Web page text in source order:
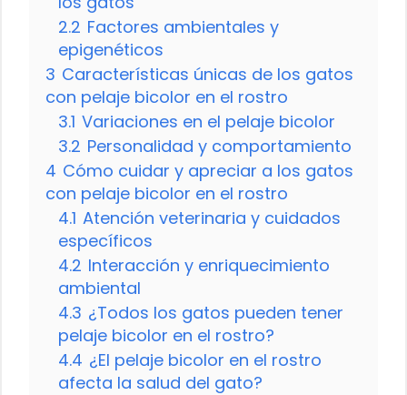
2.2 Factores ambientales y
epigenéticos
3 Características únicas de los gatos
con pelaje bicolor en el rostro
3.1 Variaciones en el pelaje bicolor
3.2 Personalidad y comportamiento
4 Cómo cuidar y apreciar a los gatos
con pelaje bicolor en el rostro
4.1 Atención veterinaria y cuidados
específicos
4.2 Interacción y enriquecimiento
ambiental
4.3 ¿Todos los gatos pueden tener
pelaje bicolor en el rostro?
4.4 ¿El pelaje bicolor en el rostro
afecta la salud del gato?